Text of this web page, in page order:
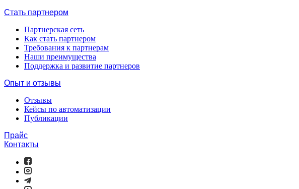
Стать партнером
Партнерская сеть
Как стать партнером
Требования к партнерам
Наши преимущества
Поддержка и развитие партнеров
Опыт и отзывы
Отзывы
Кейсы по автоматизации
Публикации
Прайс
Контакты